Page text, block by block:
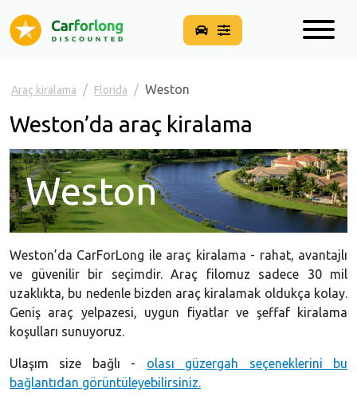
Araç kiralama Florida Weston
Weston’da araç kiralama
Weston
Weston’da CarForLong ile araç kiralama - rahat, avantajlı
ve güvenilir bir seçimdir. Araç filomuz sadece 30 mil
uzaklıkta, bu nedenle bizden araç kiralamak oldukça kolay.
Geniş araç yelpazesi, uygun fiyatlar ve şeffaf kiralama
koşulları sunuyoruz.
Ulaşım size bağlı - olası güzergah seçeneklerini bu
bağlantıdan görüntüleyebilirsiniz.